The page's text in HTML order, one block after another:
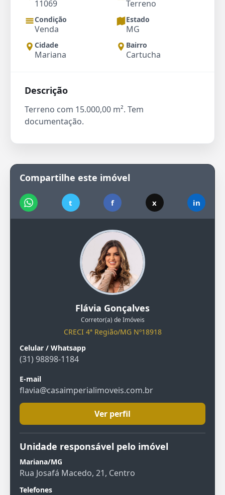
11069 Terreno
Condição
Venda
Estado
MG
Cidade
Mariana
Bairro
Cartucha
Descrição
Terreno com 15.000,00 m². Tem
documentação.
Compartilhe este imóvel
t f x in
Flávia Gonçalves
Corretor(a) de Imóveis
CRECI 4ª Região/MG Nº18918
Celular / Whatsapp
(31) 98898-1184
E-mail
flavia@casaimperialimoveis.com.br
Ver perfil
Unidade responsável pelo imóvel
Mariana/MG
Rua Josafá Macedo, 21, Centro
Telefones